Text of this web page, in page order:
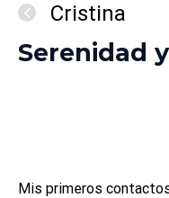
Cristina
Serenidad
Mis primeros